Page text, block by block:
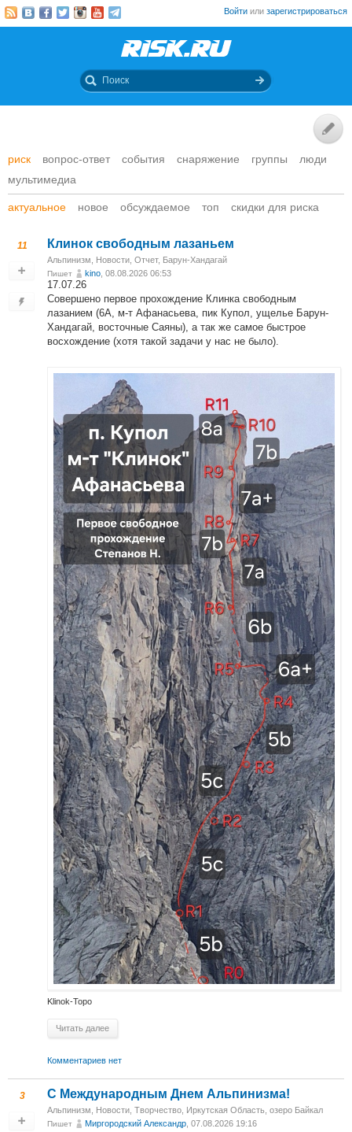
Войти или зарегистрироваться
риск вопрос-ответ события снаряжение группы
люди
мультимедиа
актуальное новое обсуждаемое топ скидки для риска
11 Клинок свободным лазаньем
Альпинизм Новости Отчет, Барун-Хандагай
Пишет kino , 08.08.2026 06:53
17.07.26
Совершено первое прохождение Клинка свободным
лазанием (6А, м-т Афанасьева, пик Купол, ущелье Барун-
Хандагай, восточные Саяны), а так же самое быстрое
восхождение (хотя такой задачи у нас не было).
Klinok-Topo
Читать далее
Комментариев нет
3 С Международным Днем Альпинизма!⁠
Альпинизм Новости Творчество Иркутская Область, озеро Байкал
Пишет Миргородский Александр , 07.08.2026 19:16